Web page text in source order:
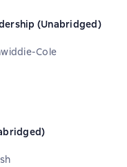
(Unabridged)
Cole
0 на основе 0 оценок